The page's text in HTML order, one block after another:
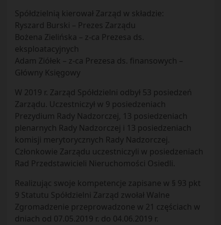
Spółdzielnią kierował Zarząd w składzie:
Ryszard Burski – Prezes Zarządu
Bożena Zielińska – z-ca Prezesa ds.
eksploatacyjnych
Adam Ziółek – z-ca Prezesa ds. finansowych –
Główny Księgowy
W 2019 r. Zarząd Spółdzielni odbył 53 posiedzeń
Zarządu. Uczestniczył w 9 posiedzeniach
Prezydium Rady Nadzorczej, 13 posiedzeniach
plenarnych Rady Nadzorczej i 13 posiedzeniach
komisji merytorycznych Rady Nadzorczej.
Członkowie Zarządu uczestniczyli w posiedzeniach
Rad Przedstawicieli Nieruchomości Osiedli.
Realizując swoje kompetencje zapisane w § 93 pkt
9 Statutu Spółdzielni Zarząd zwołał Walne
Zgromadzenie przeprowadzone w 21 częściach w
dniach od 07.05.2019 r. do 04.06.2019 r.